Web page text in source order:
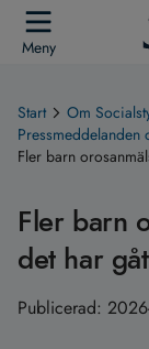
Meny
Start Om
Pressmeddelanden
Fler barn
Fler barn
det har
Publicerad: